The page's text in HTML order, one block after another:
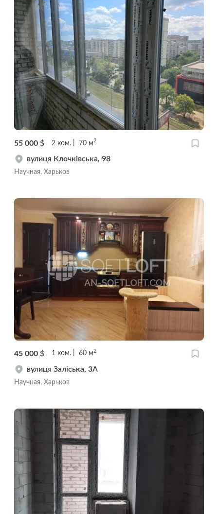
55 000 $ 2 ком. 70 м2
вулиця Клочківська, 98
Научная, Харьков
45 000 $ 1 ком. 60 м 2
вулиця Заліська, 3А
Научная, Харьков